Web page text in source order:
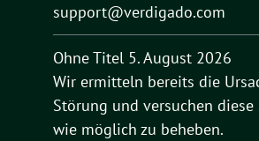
support@verdigado.com
Ohne Titel 5. August 2026
Wir ermitteln bereits die
Störung und versuchen
wie möglich zu beheben.